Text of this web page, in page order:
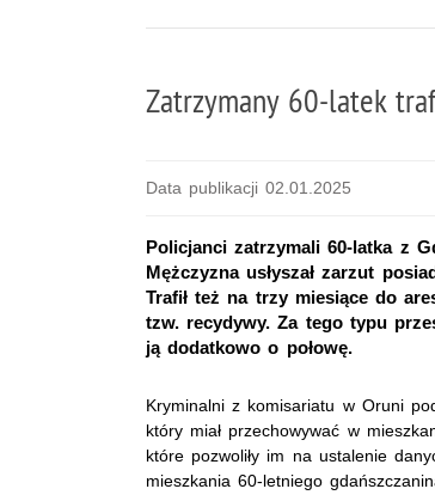
Zatrzymany 60-latek
Data publikacji 02.01.2025
Policjanci zatrzymali 60-latka z
Mężczyzna usłyszał zarzut
Trafił też na trzy miesiące do
tzw. recydywy. Za tego typu
ją dodatkowo o połowę.
Kryminalni z komisariatu w Oruni
który miał przechowywać w
które pozwoliły im na ustalenie
mieszkania 60-letniego